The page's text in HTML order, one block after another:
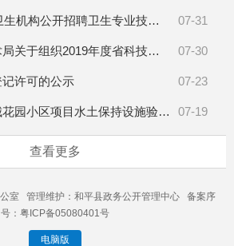
07-31
卫生专业技术人员总成绩及体检有关事项公告
07-30
科技专项资金（“大专项”+“任务清单”）项目申报的通知
07-23
许可的公示
07-19
项目水土保持设施验收报备证明的函
查看更多
室 管理维护：和平县政务公开管理中心 备案序
号：粤ICP备05080401号
电脑版